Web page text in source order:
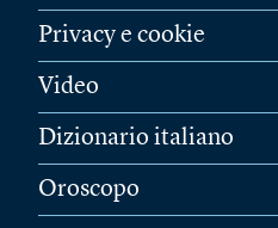
Privacy e cookie
Video
Dizionario italiano
Oroscopo